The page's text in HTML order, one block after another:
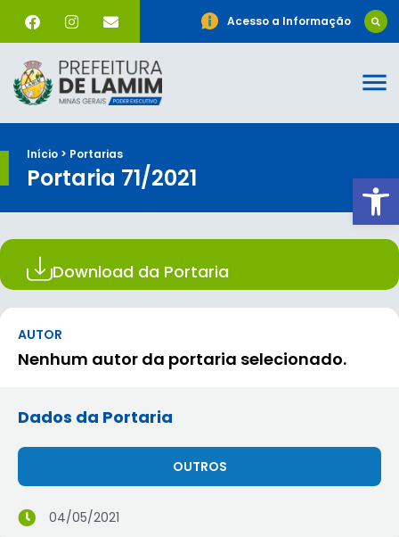
Acesso a Informação
Início > Portarias
Portaria 71/2021
Download da Portaria
AUTOR
Nenhum autor da portaria selecionado.
Dados da Portaria
OUTROS
04/05/2021